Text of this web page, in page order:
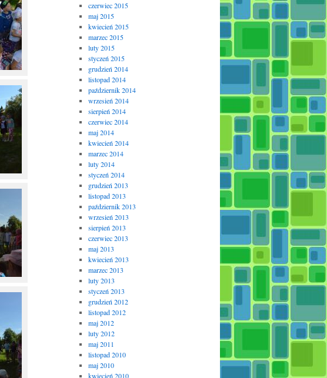
czerwiec 2015
maj 2015
kwiecień 2015
marzec 2015
luty 2015
styczeń 2015
grudzień 2014
listopad 2014
październik 2014
wrzesień 2014
sierpień 2014
czerwiec 2014
maj 2014
kwiecień 2014
marzec 2014
luty 2014
styczeń 2014
grudzień 2013
listopad 2013
październik 2013
wrzesień 2013
sierpień 2013
czerwiec 2013
maj 2013
kwiecień 2013
marzec 2013
luty 2013
styczeń 2013
grudzień 2012
listopad 2012
maj 2012
luty 2012
maj 2011
listopad 2010
maj 2010
kwiecień 2010